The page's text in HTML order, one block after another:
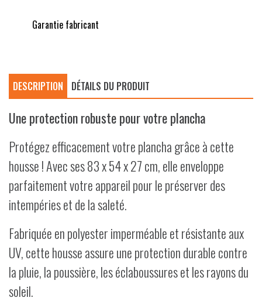
Garantie fabricant
DESCRIPTION DÉTAILS DU PRODUIT
Une protection robuste pour votre plancha
Protégez efficacement votre plancha grâce à cette
housse ! Avec ses 83 x 54 x 27 cm, elle enveloppe
parfaitement votre appareil pour le préserver des
intempéries et de la saleté.
Fabriquée en polyester imperméable et résistante aux
UV, cette housse assure une protection durable contre
la pluie, la poussière, les éclaboussures et les rayons du
soleil.